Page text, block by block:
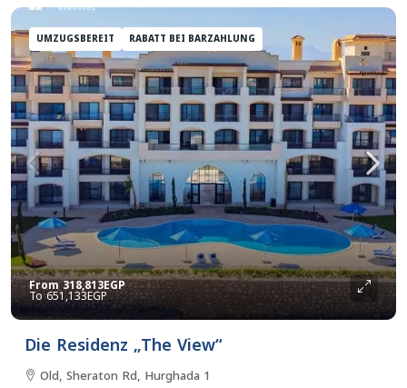
UMZUGSBEREIT RABATT BEI BARZAHLUNG
From318,813EGP
651,133EGP
Die Residenz „The View“
Old, Sheraton Rd, Hurghada 1